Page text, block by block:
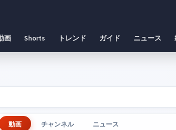
画 Shorts トレンド ガイド ニュース
動画 チャンネル ニュース